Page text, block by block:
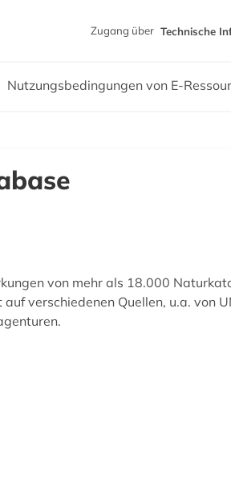
Zugang über Technische
Nutzungsbedingungen von E-
von mehr als 18.000
verschiedenen Quellen, u.a. von